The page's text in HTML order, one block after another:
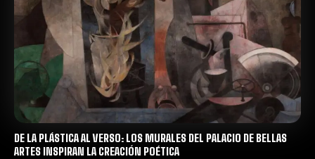
DE LA PLÁSTICA AL VERSO: LOS MURALES DEL PALACIO DE BELLAS
ARTES INSPIRAN LA CREACIÓN POÉTICA